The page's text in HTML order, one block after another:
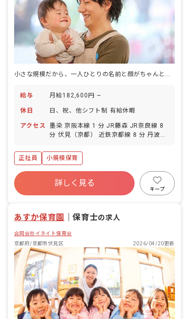
小さな規模だから、一人ひとりの名前と顔がちゃんとわかる保育がある。
給与 月給182,600円 ~
休日 日、祝、他シフト制 有給休暇
アクセス
墨染 京阪本線 1 分 JR藤森 JR奈良線 8
分 伏見（京都） 近鉄京都線 8 分 丹波橋
正社員
小規模保育
詳しく見る
キープ
あすか保育園 ｜保育士の求人
合同会社イネイト保育会
京都府/京都市伏見区
2026/04/20更新